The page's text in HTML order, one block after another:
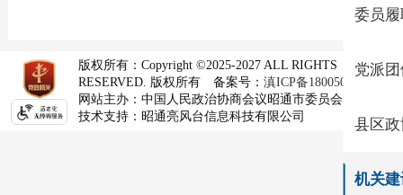
委员履
党派
县区政
机关建
版权所有：Copyright ©2025-2027 ALL RIGHTS
RESERVED. 版权所有
备案号：滇ICP备18005074号-1
网站主办： 中国人民政治协商会议昭通市委员会
技术支持：昭通亮风台信息科技有限公司